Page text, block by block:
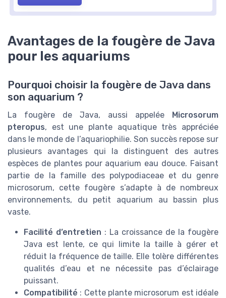
Avantages de la fougère de Java
pour les aquariums
Pourquoi choisir la fougère de Java dans
son aquarium ?
La fougère de Java, aussi appelée Microsorum
pteropus, est une plante aquatique très appréciée
dans le monde de l’aquariophilie. Son succès repose sur
plusieurs avantages qui la distinguent des autres
espèces de plantes pour aquarium eau douce. Faisant
partie de la famille des polypodiaceae et du genre
microsorum, cette fougère s’adapte à de nombreux
environnements, du petit aquarium au bassin plus
vaste.
Facilité d’entretien : La croissance de la fougère
Java est lente, ce qui limite la taille à gérer et
réduit la fréquence de taille. Elle tolère différentes
qualités d’eau et ne nécessite pas d’éclairage
puissant.
Compatibilité : Cette plante microsorum est idéale